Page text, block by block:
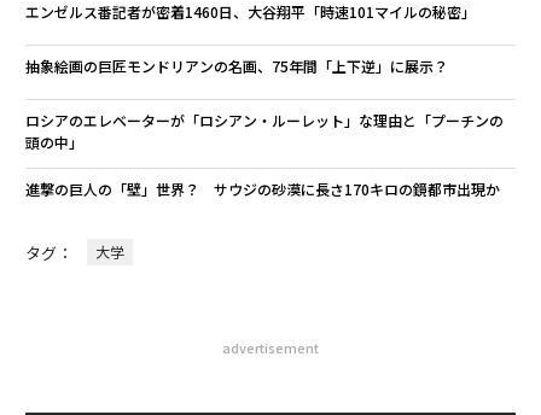
エンゼルス番記者が密着1460日、大谷翔平「時速101マイルの秘密」
抽象絵画の巨匠モンドリアンの名画、75年間「上下逆」に展示？
ロシアのエレベーターが「ロシアン・ルーレット」な理由と「プーチンの
頭の中」
進撃の巨人の「壁」世界？ サウジの砂漠に長さ170キロの鏡都市出現か
タグ： 大学
advertisement